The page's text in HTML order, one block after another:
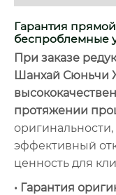
Гарантия
беспроблемные
При заказе
Шанхай Сюньчи
протяжении
эффективный
ценность для
• Гарантия